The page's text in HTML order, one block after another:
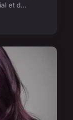
et d...